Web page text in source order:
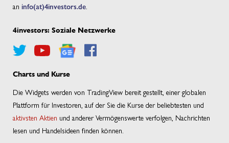
an info(at)4investors.de
4investors: Soziale Netzwerke
Charts und Kurse
Die Widgets werden von TradingView bereit gestellt, einer globalen
Plattform für Investoren, auf der Sie die Kurse der beliebtesten und
aktivsten Aktien und anderer Vermögenswerte verfolgen, Nachrichten
lesen und Handelsideen finden können.